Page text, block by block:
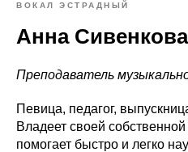
ВОКАЛ ЭСТРАДНЫЙ
Анна Сивенкова
Преподаватель
Певица, педагог,
Владеет своей
помогает быстро и легко